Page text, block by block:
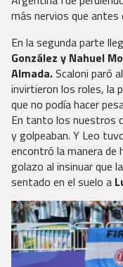
más nervios que antes
En la segunda parte
González y Nahuel
Almada.Scaloni paró
invirtieron los roles, la
que no podía hacer
En tanto los nuestros
y golpeaban. Y Leo
encontró la manera de
golazo al insinuar que
sentado en el suelo a